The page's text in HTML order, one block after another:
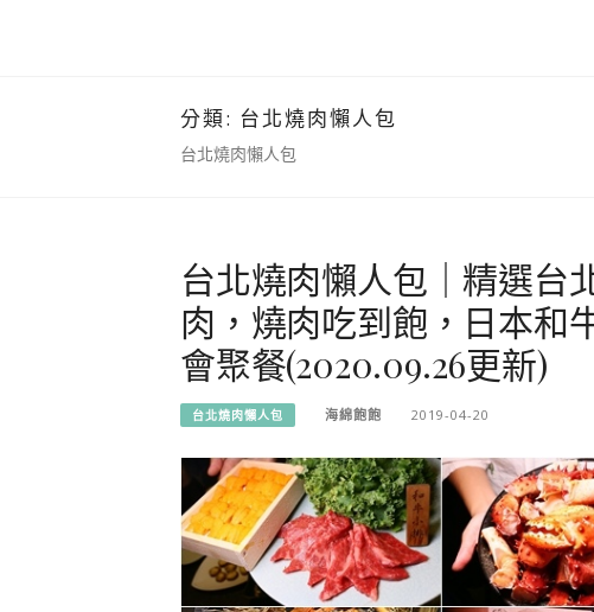
分類: 台北燒肉懶人包
台北燒肉懶人包
台北燒肉懶人包｜精選台
肉，燒肉吃到飽，日本和
會聚餐(2020.09.26更新)
台北燒肉懶人包 海綿飽飽 2019-04-20